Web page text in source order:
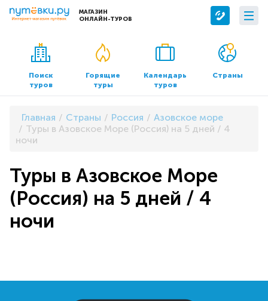
МАГАЗИН
ОНЛАЙН-ТУРОВ
Сервисы
Бронирование отелей
Трансфер
О компании
О нас
Контакты
Документы и реквизиты
Поиск
туров
Горящие
туры
Календарь
туров
Страны
Главная Страны Россия
Азовское море
Туры в Азовское Море (Россия) на 5 дней / 4
ночи
Туры в Азовское Море
(Россия) на 5 дней / 4
ночи